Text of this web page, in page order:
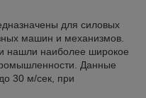
для силовых
машин и механизмов.
нашли наиболее широкое
Данные
30 м/сек, при